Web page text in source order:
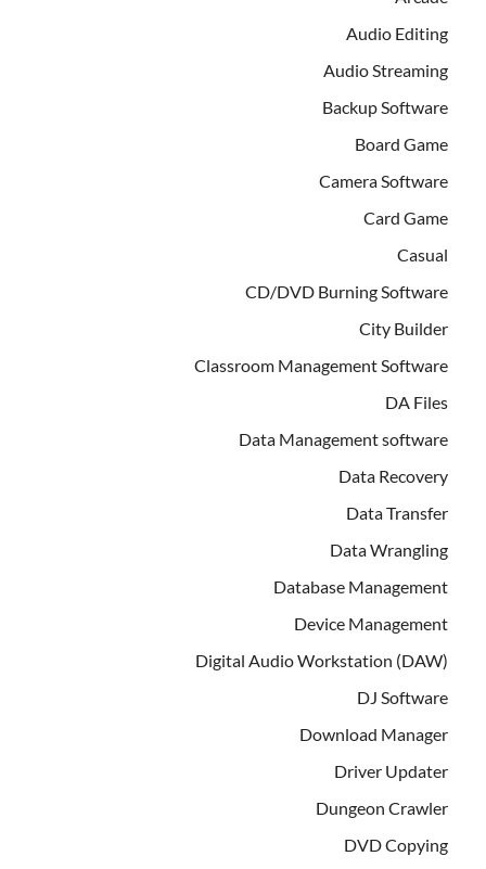
Audio Editing
Audio Streaming
Backup Software
Board Game
Camera Software
Card Game
Casual
CD/DVD Burning Software
City Builder
Classroom Management Software
DA Files
Data Management software
Data Recovery
Data Transfer
Data Wrangling
Database Management
Device Management
Digital Audio Workstation (DAW)
DJ Software
Download Manager
Driver Updater
Dungeon Crawler
DVD Copying